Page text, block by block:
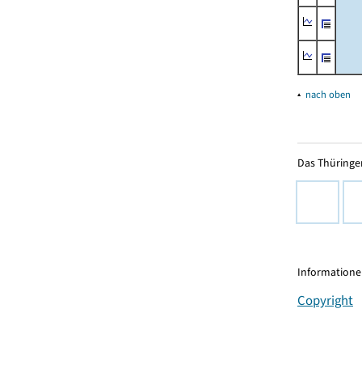
▴ nach oben
Das
Copyright